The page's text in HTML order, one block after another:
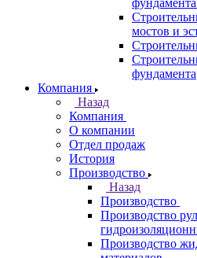
мостов и
фундамента
Компания
Назад
Компания
О компании
Отдел продаж
История
Производство
Назад
Производство
Производство
Производство